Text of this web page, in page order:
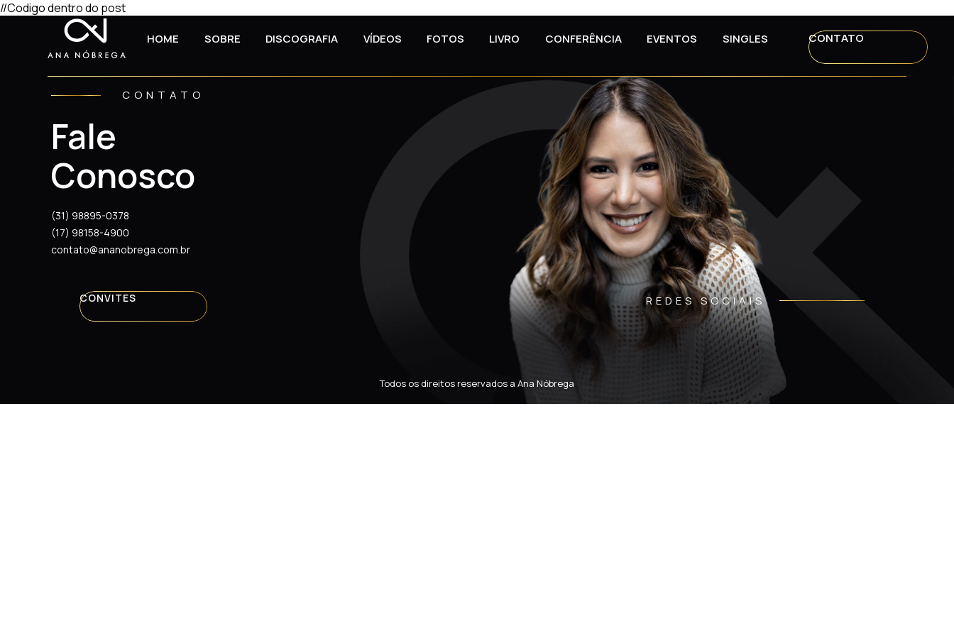
HOME SOBRE DISCOGRAFIA VÍDEOS FOTOS LIVRO CONFERÊNCIA EVENTOS SINGLES CONTATO
//Codigo dentro do post
CONTATO
Fale
Conosco
(31) 98895-0378
(17) 98158-4900
contato@ananobrega.com.br
CONVITES REDES SOCIAIS
Todos os direitos reservados a Ana Nóbrega